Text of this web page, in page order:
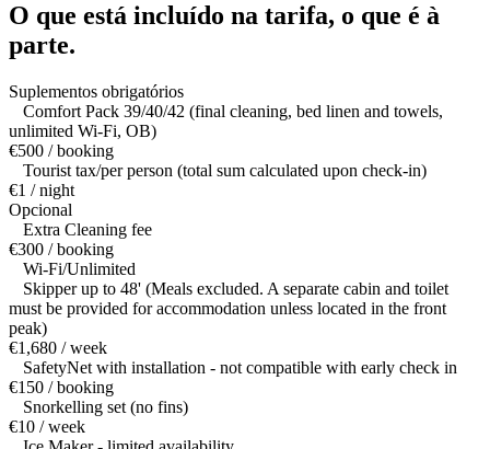
O que está incluído na tarifa, o que é à
parte.
Suplementos obrigatórios
Comfort Pack 39/40/42 (final cleaning, bed linen and towels,
unlimited Wi-Fi, OB)
€500 / booking
Tourist tax/per person (total sum calculated upon check-in)
€1 / night
Opcional
Extra Cleaning fee
€300 / booking
Wi-Fi/Unlimited
Skipper up to 48' (Meals excluded. A separate cabin and toilet
must be provided for accommodation unless located in the front
peak)
€1,680 / week
SafetyNet with installation - not compatible with early check in
€150 / booking
Snorkelling set (no fins)
€10 / week